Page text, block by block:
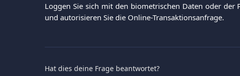
Loggen Sie sich mit den biometrischen Daten oder
und autorisieren Sie die Online-Transaktionsanfrage.
Hat dies deine Frage beantwortet?